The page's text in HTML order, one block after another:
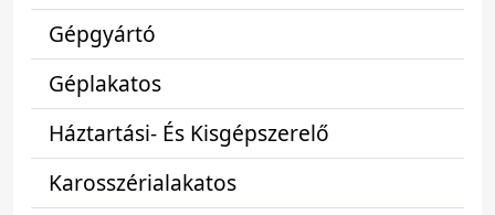
Gépgyártó
Géplakatos
Háztartási- És Kisgépszerelő
Karosszérialakatos